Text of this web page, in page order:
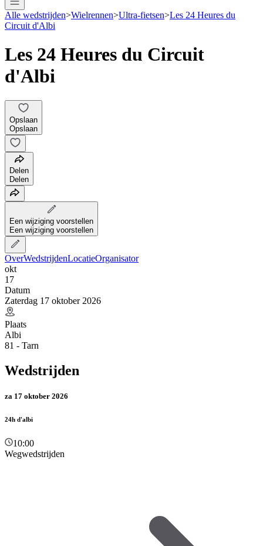
Alle wedstrijden>Wielrennen>Ultra-fietsen>Les 24 Heures du
Circuit d'Albi
Les 24 Heures du Circuit
d'Albi
Opslaan
Opslaan
Delen
Delen
Een wijziging voorstellen
Een wijziging voorstellen
OverWedstrijdenLocatieOrganisator
okt
17
Datum
Zaterdag 17 oktober 2026
Plaats
Albi
81 - Tarn
Wedstrijden
za 17 oktober 2026
24h d'albi
10:00
Wegwedstrijden